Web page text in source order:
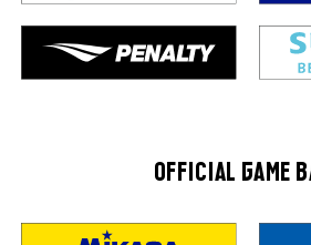
OFFICIAL GAME